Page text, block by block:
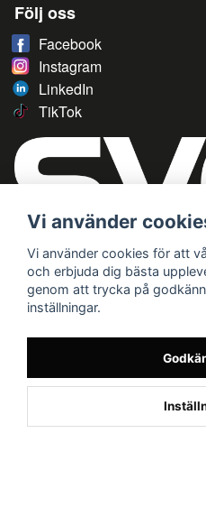
Följ oss
Facebook
Instagram
LinkedIn
TikTok
Vi använder
Vi använder cookies för att
och erbjuda dig bästa
genom att trycka på
inställningar.